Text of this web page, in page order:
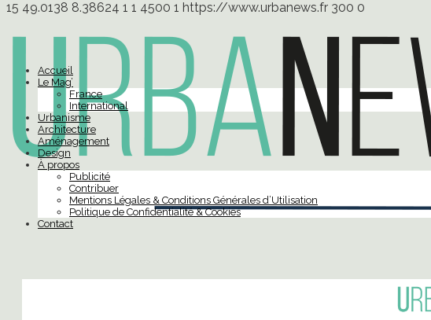
15 49.0138 8.38624 1 1 4500 1 https://www.urbanews.fr 300 0
Accueil
Le Mag’
France
International
Urbanisme
Architecture
Aménagement
Design
À propos
Publicité
Contribuer
Mentions Légales & Conditions Générales d’Utilisation
Politique de Confidentialité & Cookies
Contact